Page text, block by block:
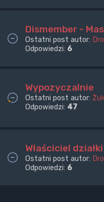
Dismember -
Ostatni post autor:
Odpowiedzi: 6
Wypozyczalnie
Ostatni post autor:
Odpowiedzi: 47
Właściciel działki
Ostatni post autor:
Odpowiedzi: 6